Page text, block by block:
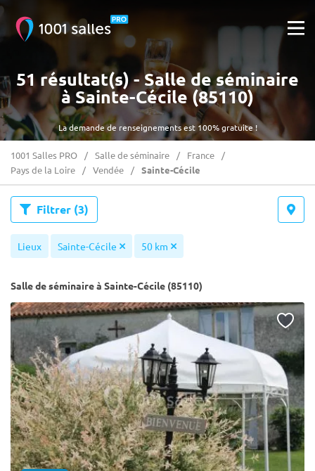
La demande de renseignements est 100% gratuite !
51 résultat(s) - Salle de séminaire
à Sainte-Cécile (85110)
1001 Salles PRO Salle de séminaire
France
Pays de la Loire
Vendée Sainte-Cécile
Filtrer (3)
Lieux Sainte-Cécile 50 km
Salle de séminaire à Sainte-Cécile (85110)